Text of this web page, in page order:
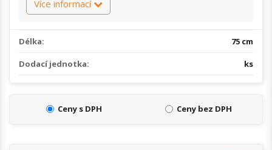
Více informací
Délka: 75 cm
Dodací jednotka: ks
Ceny s DPH Ceny bez DPH